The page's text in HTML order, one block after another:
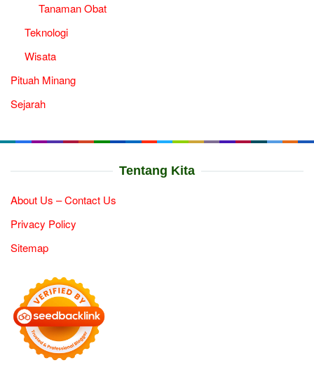
Tanaman Obat
Teknologi
Wisata
Pituah Minang
Sejarah
Tentang Kita
About Us – Contact Us
Privacy Policy
Sitemap